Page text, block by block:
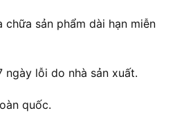
chữa sản phẩm dài hạn miễn
lỗi do nhà sản xuất.
quốc.